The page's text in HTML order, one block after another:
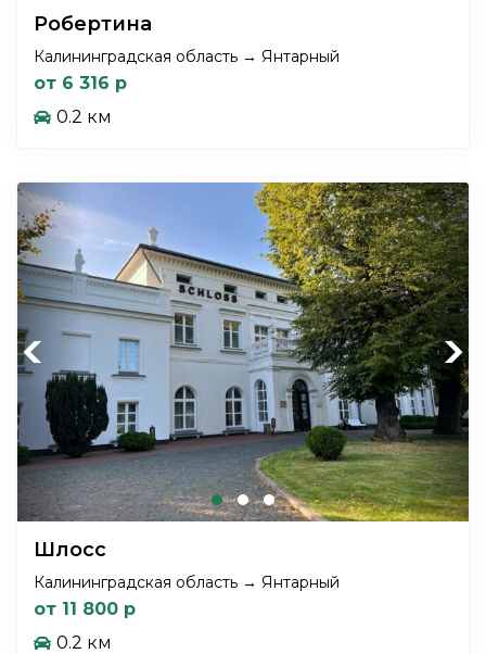
Робертина
Калининградская область → Янтарный
от 6 316 р
0.2 км
Previous Next
Шлосс
Калининградская область → Янтарный
от 11 800 р
0.2 км